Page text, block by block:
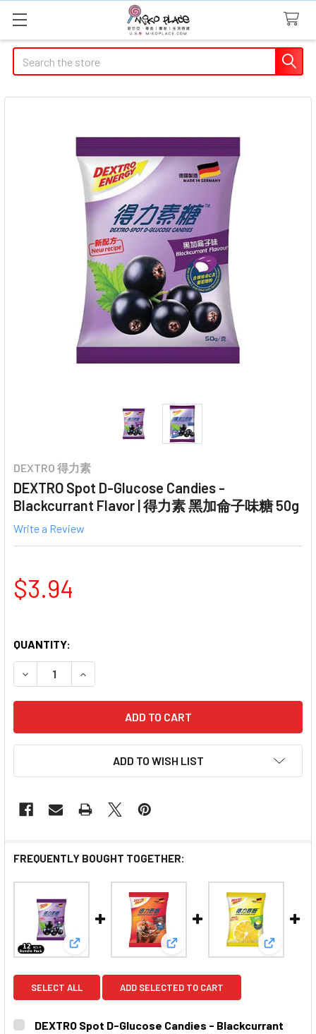
Search
DEXTRO 得力素
DEXTRO Spot D-Glucose Candies -
Blackcurrant Flavor | 得力素 黑加侖子味糖 50g
Write a Review
$3.94
QUANTITY:
DECREASE QUANTITY OF DEXTRO SPOT D-GLUCOSE
INCREASE QUANTITY OF DEXTRO SPOT D-
ADD TO WISH LIST
FREQUENTLY BOUGHT TOGETHER:
View: DEXTRO Spot D-Glucose Candies -
View: DEXTRO Spot D-View:
SELECT ALL ADD SELECTED TO CART
DEXTRO Spot D-Glucose Candies - Blackcurrant